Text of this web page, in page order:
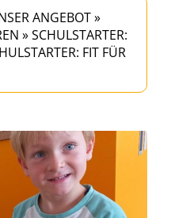
ANGEBOT»
»SCHULSTARTER:
FIT FÜR